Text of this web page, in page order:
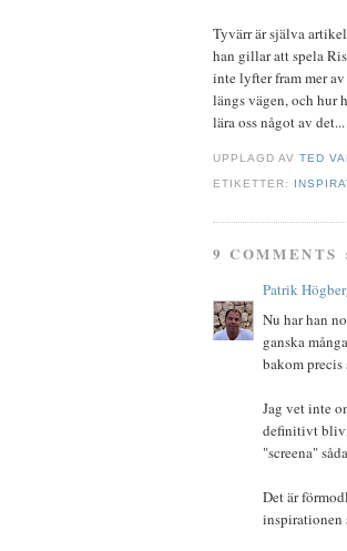
Tyvärr är själva
han gillar att spela
inte lyfter fram mer
längs vägen, och hur
lära oss något av det...
UPPLAGD AVTED
ETIKETTER:
9 COMMENTS :
Patrik
Nu har han
ganska
bakom precis
Jag vet inte
definitivt
"screena"
Det är
inspirationen